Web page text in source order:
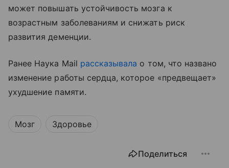
может повышать устойчивость мозга к
возрастным заболеваниям и снижать риск
развития деменции.
Ранее Наука Mail рассказывала о том, что названо
изменение работы сердца, которое «предвещает»
ухудшение памяти.
Мозг Здоровье
Поделиться